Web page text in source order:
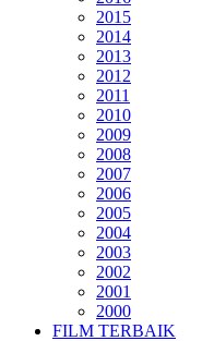
2015
2014
2013
2012
2011
2010
2009
2008
2007
2006
2005
2004
2003
2002
2001
2000
FILM TERBAIK